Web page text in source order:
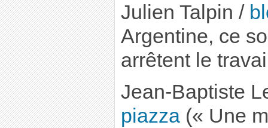
Julien Talpin /
Argentine, ce
arrêtent le
Jean-Baptiste
piazza(« Une